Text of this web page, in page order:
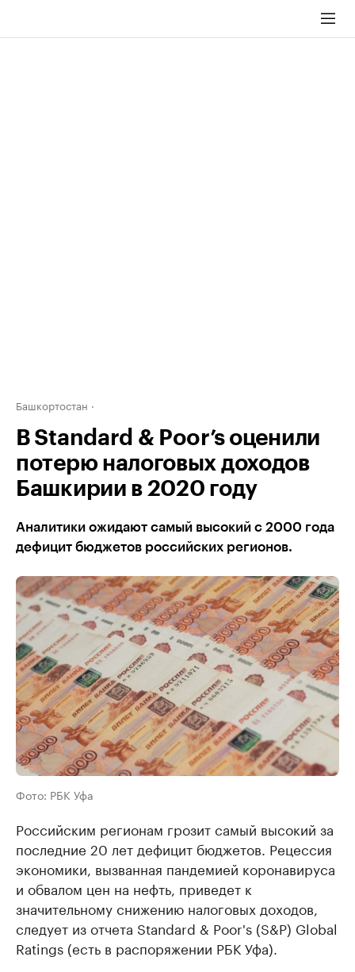
Башкортостан
В Standard & Poor’s оценили
потерю налоговых доходов
Башкирии в 2020 году
Аналитики ожидают самый высокий с 2000 года
дефицит бюджетов российских регионов.
Фото: РБК Уфа
Российским регионам грозит самый высокий за
последние 20 лет дефицит бюджетов. Рецессия
экономики, вызванная пандемией коронавируса
и обвалом цен на нефть, приведет к
значительному снижению налоговых доходов,
следует из отчета Standard & Poor's (S&P) Global
Ratings (есть в распоряжении РБК Уфа).